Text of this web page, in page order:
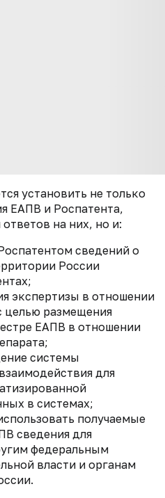
установить не только
ЕАПВ и Роспатента,
на них, но и:
сведений о
России
экспертизы в отношении
целью размещения
ЕАПВ в отношении
системы
для
в системах;
получаемые
сведения для
федеральным
власти и органам